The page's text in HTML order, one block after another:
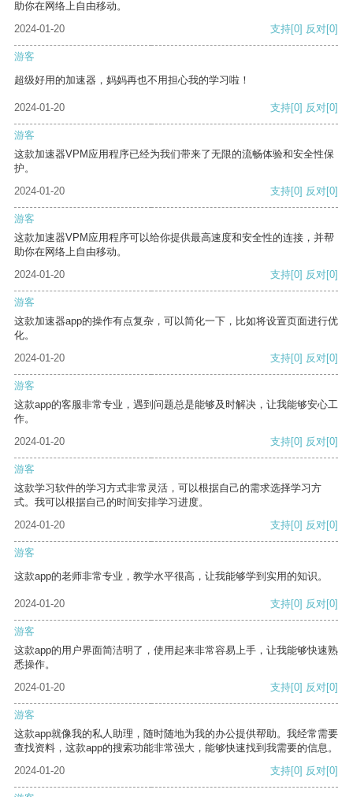
助你在网络上自由移动。
2024-01-20
支持[0] 反对[0]
游客
超级好用的加速器，妈妈再也不用担心我的学习啦！
2024-01-20 支持[0] 反对[0]
游客
这款加速器VPM应用程序已经为我们带来了无限的流畅体验和安全性保
护。
2024-01-20
支持[0] 反对[0]
游客
这款加速器VPM应用程序可以给你提供最高速度和安全性的连接，并帮
助你在网络上自由移动。
2024-01-20
支持[0] 反对[0]
游客
这款加速器app的操作有点复杂，可以简化一下，比如将设置页面进行优
化。
2024-01-20
支持[0] 反对[0]
游客
这款app的客服非常专业，遇到问题总是能够及时解决，让我能够安心工
作。
2024-01-20
支持[0] 反对[0]
游客
这款学习软件的学习方式非常灵活，可以根据自己的需求选择学习方
式。我可以根据自己的时间安排学习进度。
2024-01-20
支持[0] 反对[0]
游客
这款app的老师非常专业，教学水平很高，让我能够学到实用的知识。
2024-01-20 支持[0] 反对[0]
游客
这款app的用户界面简洁明了，使用起来非常容易上手，让我能够快速熟
悉操作。
2024-01-20
支持[0] 反对[0]
游客
这款app就像我的私人助理，随时随地为我的办公提供帮助。我经常需要
查找资料，这款app的搜索功能非常强大，能够快速找到我需要的信息。
2024-01-20
支持[0] 反对[0]